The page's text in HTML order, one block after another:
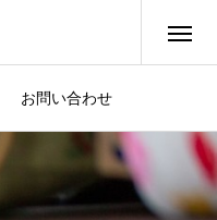
お問い合わせ